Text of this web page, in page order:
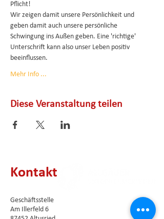
Pflicht!
Wir zeigen damit unsere Persönlichkeit und
geben damit auch unsere persönliche
Schwingung ins Außen geben. Eine 'richtige'
Unterschrift kann also unser Leben positiv
beeinflussen.
Mehr Info ...
Diese Veranstaltung teilen
Kontakt
Geschäftsstelle
Am Illerfeld 6